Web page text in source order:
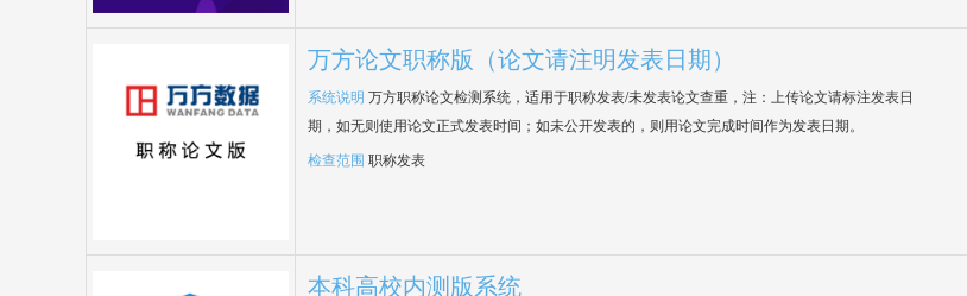
万方论文职称版（论文请注明发表日期）
系统说明 万方职称论文检测系统，适用于职称发表/未发表论文查重，注：上传论文请标注发表日
期，如无则使用论文正式发表时间；如未公开发表的，则用论文完成时间作为发表日期。
检查范围 职称发表
本科高校内测版系统